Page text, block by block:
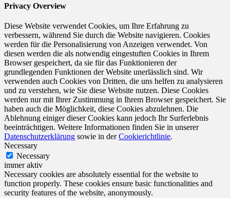
Privacy Overview
Diese Website verwendet Cookies, um Ihre Erfahrung zu
verbessern, während Sie durch die Website navigieren. Cookies
werden für die Personalisierung von Anzeigen verwendet. Von
diesen werden die als notwendig eingestuften Cookies in Ihrem
Browser gespeichert, da sie für das Funktionieren der
grundlegenden Funktionen der Website unerlässlich sind. Wir
verwenden auch Cookies von Dritten, die uns helfen zu analysieren
und zu verstehen, wie Sie diese Website nutzen. Diese Cookies
werden nur mit Ihrer Zustimmung in Ihrem Browser gespeichert. Sie
haben auch die Möglichkeit, diese Cookies abzulehnen. Die
Ablehnung einiger dieser Cookies kann jedoch Ihr Surferlebnis
beeinträchtigen. Weitere Informationen finden Sie in unserer
Datenschutzerklärung sowie in derCookierichtlinie.
Necessary
Necessary
immer aktiv
Necessary cookies are absolutely essential for the website to
function properly. These cookies ensure basic functionalities and
security features of the website, anonymously.